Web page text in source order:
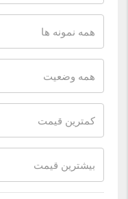
همه نمونه ها
همه وضعیت
کمترین قیمت
بیشترین قیمت